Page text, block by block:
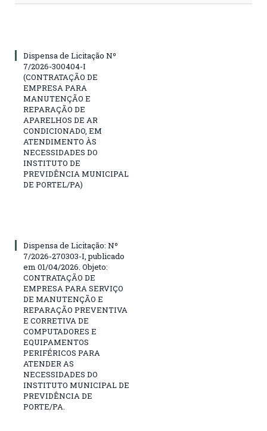
Dispensa de Licitação Nº
7/2026-300404-I
(CONTRATAÇÃO DE
EMPRESA PARA
MANUTENÇÃO E
REPARAÇÃO DE
APARELHOS DE AR
CONDICIONADO, EM
ATENDIMENTO ÀS
NECESSIDADES DO
INSTITUTO DE
PREVIDÊNCIA MUNICIPAL
DE PORTEL/PA)
Dispensa de Licitação: Nº
7/2026-270303-I, publicado
em 01/04/2026. Objeto:
CONTRATAÇÃO DE
EMPRESA PARA SERVIÇO
DE MANUTENÇÃO E
REPARAÇÃO PREVENTIVA
E CORRETIVA DE
COMPUTADORES E
EQUIPAMENTOS
PERIFÉRICOS PARA
ATENDER AS
NECESSIDADES DO
INSTITUTO MUNICIPAL DE
PREVIDÊNCIA DE
PORTE/PA.